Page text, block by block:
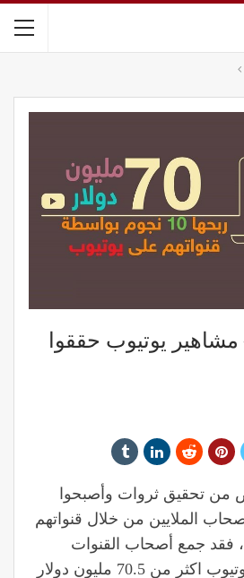
مشاهير يوتيوب حققوا
من تحقيق ثروات وأصبحوا
الملايين من خلال قنواتهم
فقد جمع أصحاب القنوات
العشر الأولى على يوتيوب اكثر من 70.5 مليون دولار